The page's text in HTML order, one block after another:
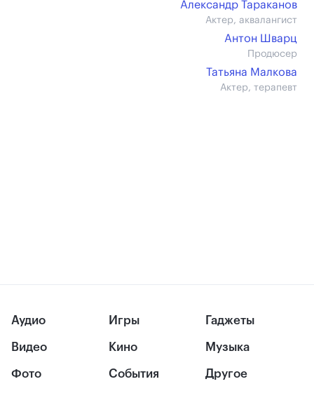
Александр Тараканов
Актер, аквалангист
Антон Шварц
Продюсер
Татьяна Малкова
Актер, терапевт
Аудио
Видео
Фото
Игры
Кино
События
Гаджеты
Музыка
Другое